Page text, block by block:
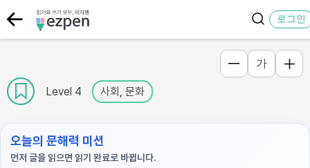
로그인
Level 4 사회, 문화
가
오늘의 문해력 미션
먼저 글을 읽으면 읽기 완료로 바뀝니다.